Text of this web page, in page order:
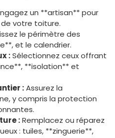
un **artisan** pour
votre toiture.
le périmètre des
et le calendrier.
:Sélectionnez ceux offrant
**isolation** et
:Assurez la
y compris la protection
:Remplacez ou réparez
: tuiles, **zinguerie**,